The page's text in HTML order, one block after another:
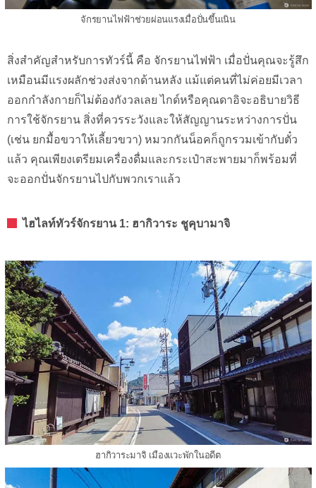
จักรยานไฟฟ้าช่วยผ่อนแรงเมื่อปั่นขึ้นเนิน
สิ่งสำคัญสำหรับการทัวร์นี้ คือ จักรยานไฟฟ้า เมื่อปั่นคุณจะรู้สึก
เหมือนมีแรงผลักช่วงส่งจากด้านหลัง แม้แต่คนที่ไม่ค่อยมีเวลา
ออกกำลังกายก็ไม่ต้องกังวลเลย ไกด์หรือคุณดาอิจะอธิบายวิธี
การใช้จักรยาน สิ่งที่ควรระวังและให้สัญญานระหว่างการปั่น​
(เช่น ยกมื้อขวาให้เลี้ยวขวา) หมวกกันน็อคก็ถูกรวมเข้ากับตั๋ว
แล้ว คุณเพียงเตรียมเครื่องดื่มและกระเป๋าสะพายมาก็พร้อมที่
จะออกปั่นจักรยานไปกับพวกเราแล้ว
ไฮไลท์ทัวร์จักรยาน 1: ฮากิวาระ ชูคุบามาจิ
ฮากิวาระมาจิ เมืองแวะพักในอดีต